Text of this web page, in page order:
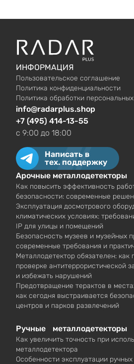
ИНФОРМАЦИЯ
Пользовательское соглашение
Политика конфиденциальности
Политика обработки
info@radarplus.shop
+7 (495) 414-13-55
c 9:00 до 18:00
Написать в
тех. поддержку
Арочные металлодетекторы
Как повысить эффективность
безопасности: современные
Эксплуатация досмотрового
климатических условиях:
IP для улицы и помещений
Безопасность музеев и музейных
современные требования и
Металлодетектор обязателен: как
проверке антитеррористической
и избежать нарушений
Предотвращение терактов в
как сегодня выстраивается
центров и парков развлечений
Ручные металлодетекторы
Как увеличить точность при
металлодетектора
Особенности эксплуатации